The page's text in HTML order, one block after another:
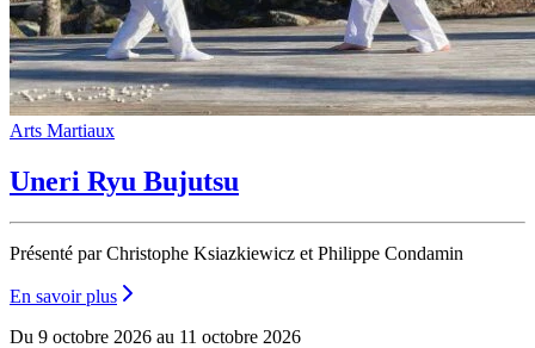
Arts Martiaux
Uneri Ryu Bujutsu
Présenté par Christophe Ksiazkiewicz et Philippe Condamin
En savoir plus
Du 9 octobre 2026 au 11 octobre 2026